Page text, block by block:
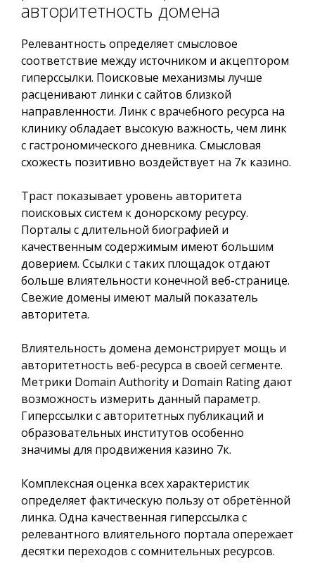
авторитетность домена
Релевантность определяет смысловое
соответствие между источником и акцептором
гиперссылки. Поисковые механизмы лучше
расценивают линки с сайтов близкой
направленности. Линк с врачебного ресурса на
клинику обладает высокую важность, чем линк
с гастрономического дневника. Смысловая
схожесть позитивно воздействует на 7к казино.
Траст показывает уровень авторитета
поисковых систем к донорскому ресурсу.
Порталы с длительной биографией и
качественным содержимым имеют большим
доверием. Ссылки с таких площадок отдают
больше влиятельности конечной веб-странице.
Свежие домены имеют малый показатель
авторитета.
Влиятельность домена демонстрирует мощь и
авторитетность веб-ресурса в своей сегменте.
Метрики Domain Authority и Domain Rating дают
возможность измерить данный параметр.
Гиперссылки с авторитетных публикаций и
образовательных институтов особенно
значимы для продвижения казино 7к.
Комплексная оценка всех характеристик
определяет фактическую пользу от обретённой
линка. Одна качественная гиперссылка с
релевантного влиятельного портала опережает
десятки переходов с сомнительных ресурсов.